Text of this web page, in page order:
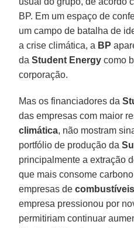
BP. Em um espaço de
um campo de batalha de
a crise climática, a BP
daStudent Energy como
corporação.
Mas os financiadores da
das empresas com maior
climática, não mostram
portfólio de produção da
principalmente a extração
que mais consome
empresas decombustíveis
empresa pressionou por
permitiriam continuar